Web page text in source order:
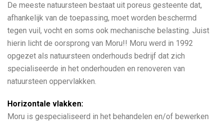
De meeste natuursteen bestaat uit poreus gesteente dat,
afhankelijk van de toepassing, moet worden beschermd
tegen vuil, vocht en soms ook mechanische belasting. Juist
hierin licht de oorsprong van Moru!! Moru werd in 1992
opgezet als natuursteen onderhouds bedrijf dat zich
specialiseerde in het onderhouden en renoveren van
natuursteen oppervlakken.
Horizontale vlakken:
Moru is gespecialiseerd in het behandelen en/of bewerken